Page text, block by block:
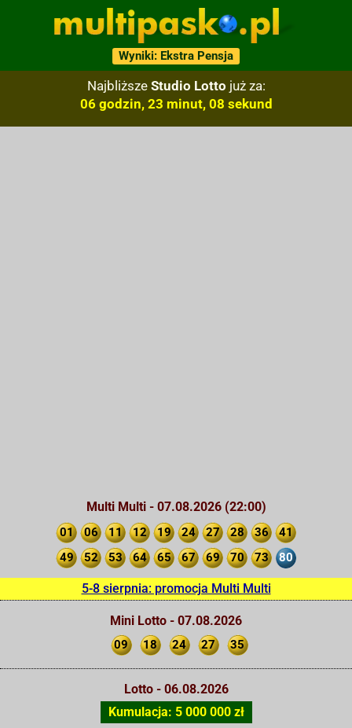
Wyniki: Ekstra Pensja
Najbliższe Studio Lotto już za:
06 godzin, 23 minut, 07 sekund
Multi Multi - 07.08.2026 (22:00)
01 06 11 12 19 24 27 28 36
41
49
52 53 64 65 67 69 70 73 80
5-8 sierpnia: promocja Multi Multi
Mini Lotto - 07.08.2026
09 18 24 27 35
Lotto - 06.08.2026
Kumulacja: 5 000 000 zł